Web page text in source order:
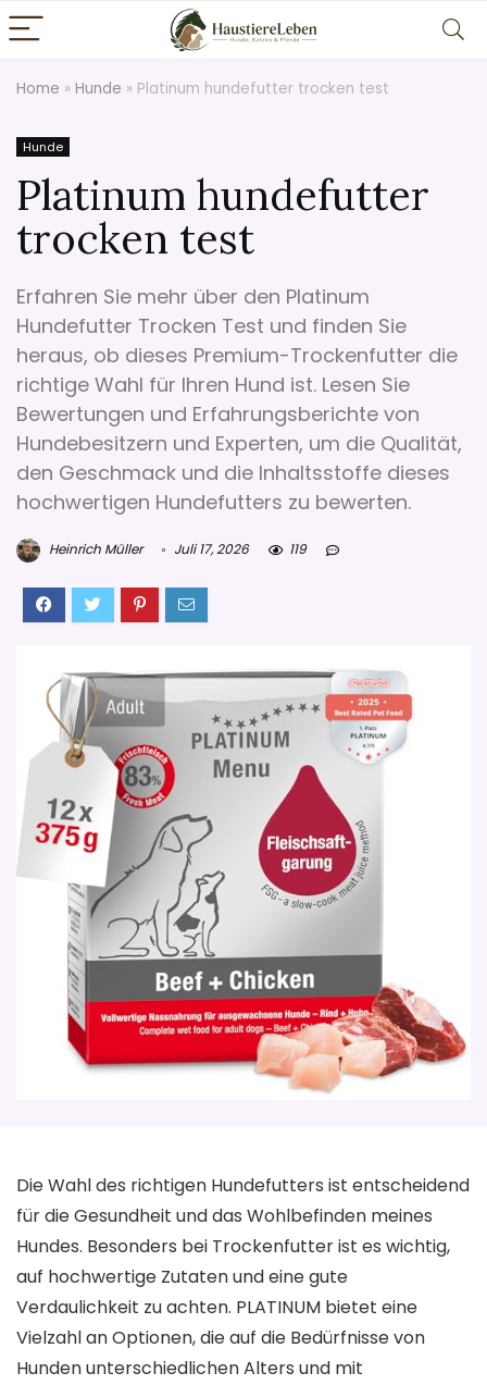
Home » Hunde » Platinum hundefutter trocken test
Hunde
Platinum hundefutter
trocken test
Erfahren Sie mehr über den Platinum
Hundefutter Trocken Test und finden Sie
heraus, ob dieses Premium-Trockenfutter die
richtige Wahl für Ihren Hund ist. Lesen Sie
Bewertungen und Erfahrungsberichte von
Hundebesitzern und Experten, um die Qualität,
den Geschmack und die Inhaltsstoffe dieses
hochwertigen Hundefutters zu bewerten.
Heinrich Müller Juli 17, 2026 119
Die Wahl des richtigen Hundefutters ist entscheidend
für die Gesundheit und das Wohlbefinden meines
Hundes. Besonders bei Trockenfutter ist es wichtig,
auf hochwertige Zutaten und eine gute
Verdaulichkeit zu achten. PLATINUM bietet eine
Vielzahl an Optionen, die auf die Bedürfnisse von
Hunden unterschiedlichen Alters und mit